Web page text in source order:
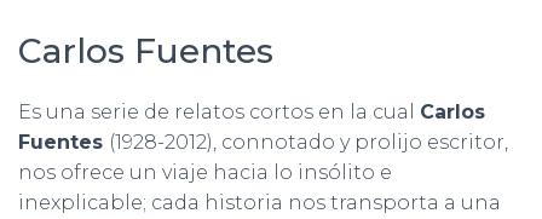
Carlos Fuentes
Es una serie de relatos cortos en la cual Carlos
Fuentes (1928-2012), connotado y prolijo escritor,
nos ofrece un viaje hacia lo insólito e
inexplicable; cada historia nos transporta a una